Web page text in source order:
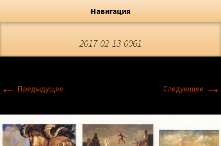
Флёрова Елена Николаевна
Художник, Официальный сайт
Навигация
2017-02-13-0061
← Предыдущее Следующее →